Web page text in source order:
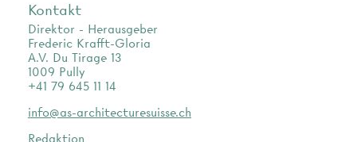
Kontakt
Direktor - Herausgeber
Frederic Krafft-Gloria
A.V. Du Tirage 13
1009 Pully
+41 79 645 11 14
info@as-architecturesuisse.ch
Redaktion